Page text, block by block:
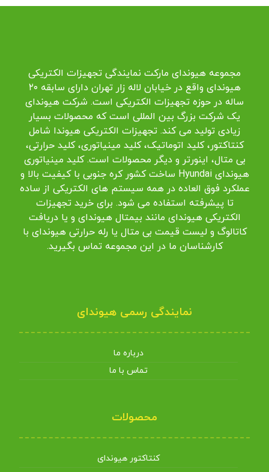
مجموعه هیوندای مارکت نمایندگی تجهیزات الکتریکی
هیوندای واقع در خیابان لاله زار تهران دارای سابقه ۲۰
ساله در حوزه تجهیزات الکتریکی است. شرکت هیوندای
یک شرکت بزرگ بین المللی است که محصولات بسیار
زیادی تولید می کند. تجهیزات الکتریکی هیوندا شامل
کنتاکتور، کلید اتوماتیک، کلید مینیاتوری، کلید حرارتی،
بی متال، اینورتر و دیگر محصولات است. کلید مینیاتوری
هیوندای Hyundai ساخت کشور کره جنوبی با کیفیت بالا و
عملکرد فوق العاده در همه سیستم های الکتریکی از ساده
تا پیشرفته استفاده می شود. برای خرید تجهیزات
الکتریکی هیوندای مانند بیمتال هیوندای و یا دریافت
کاتالوگ و لیست قیمت بی متال یا رله حرارتی هیوندای با
کارشناسان ما در این مجموعه تماس بگیرید.
نمایندگی رسمی هیوندای
درباره ما
تماس با ما
محصولات
کنتاکتور هیوندای